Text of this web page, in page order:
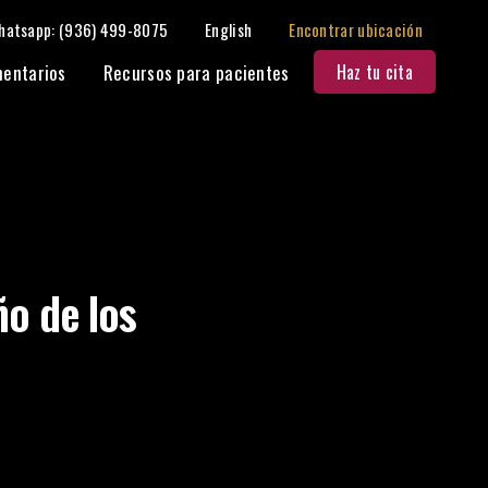
(936) 499-8075 English Encontrar ubicación
Recursos para pacientes Haz tu cita
Compartir:
de los